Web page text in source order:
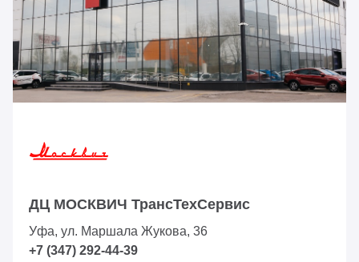
ДЦ МОСКВИЧ ТрансТехСервис
Уфа, ул. Маршала Жукова, 36
+7 (347) 292-44-39